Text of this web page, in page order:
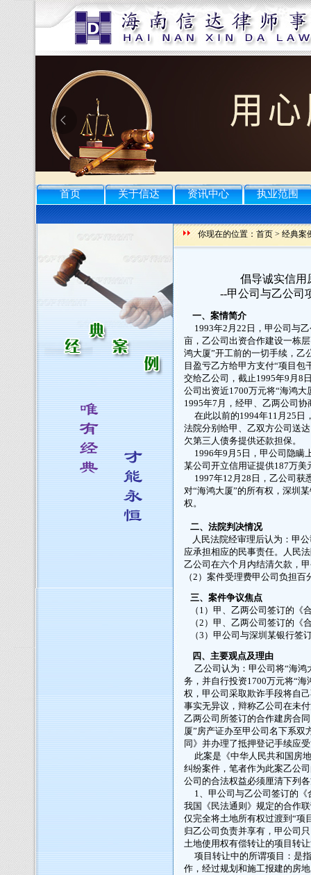
首页 关于信达 资讯中心 执业范围
你现在的位置：首页>经典案
倡导诚实信用
--甲公司与乙公司项
一、案情简介
1993年2月22日，甲公司与乙
亩，乙公司出资合作建设一栋
鸿大厦”开工前的一切手续，乙
目盈亏乙方给甲方支付“项目包
交给乙公司，截止1995年9月8
公司出资近1700万元将“海鸿
1995年7月，经甲、乙两公司
在此以前的1994年11月25日
法院分别给甲、乙双方公司送
欠第三人债务提供还款担保。
1996年9月5日，甲公司隐瞒
某公司开立信用证提供187万
1997年12月28日，乙公司获
对“海鸿大厦”的所有权，深圳
权。
二、法院判决情况
人民法院经审理后认为：甲公
应承担相应的民事责任。人民
乙公司在六个月内结清欠款，
（2）案件受理费甲公司负担
三、案件争议焦点
（1）甲、乙两公司签订的《
（2）甲、乙两公司签订的《
（3）甲公司与深圳某银行签
四、主要观点及理由
乙公司认为：甲公司将“海鸿
务，并自行投资1700万元将“
权，甲公司采取欺诈手段将自
事实无异议，辩称乙公司在未
乙两公司所签订的合作建房合
厦”房产证办至甲公司名下系双
同》并办理了抵押登记手续应
此案是《中华人民共和国房
纠纷案件，笔者作为此案乙公
公司的合法权益必须厘清下列
1、甲公司与乙公司签订的《
我国《民法通则》规定的合作
仅完全将土地所有权过渡到“项
归乙公司负责并享有，甲公司
土地使用权有偿转让的项目转
项目转让中的所谓项目：是
作，经过规划和施工报建的房